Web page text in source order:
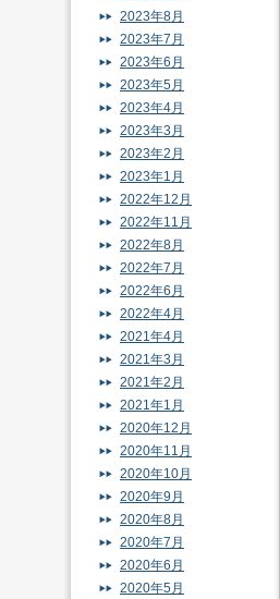
2023年8月
2023年7月
2023年6月
2023年5月
2023年4月
2023年3月
2023年2月
2023年1月
2022年12月
2022年11月
2022年8月
2022年7月
2022年6月
2022年4月
2021年4月
2021年3月
2021年2月
2021年1月
2020年12月
2020年11月
2020年10月
2020年9月
2020年8月
2020年7月
2020年6月
2020年5月